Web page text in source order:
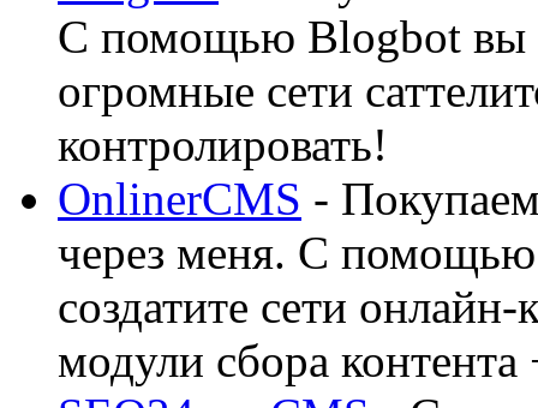
С помощью Blogbot вы
огромные сети
контролировать!
OnlinerCMS -
через меня. С помощью
создатите сети
модули сбора